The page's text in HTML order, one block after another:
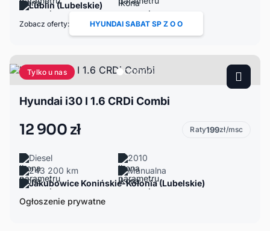
Lublin (Lubelskie)
Zobacz oferty: HYUNDAI SABAT SP Z O O
Tylko u nas
Hyundai i30 I 1.6 CRDi Combi
12 900 zł Raty199zł/msc
Diesel
2010
243 200 km
Manualna
Jakubowice Konińskie-Kolonia (Lubelskie)
Ogłoszenie prywatne